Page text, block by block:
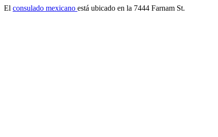
El consulado mexicano está ubicado en la 7444 Farnam St.